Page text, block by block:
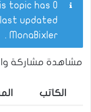
updated
MonaBixler
.
مشاهدة مشاركة
الكاتب